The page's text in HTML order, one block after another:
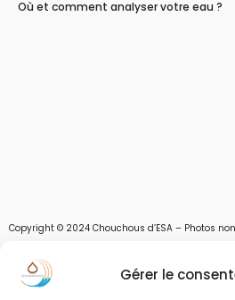
Gérer le
Où et comment analyser votre eau ?
Copyright © 2024 Chouchous d’ESA – Photos
Les chouchous d’Esa vous apportent toutes les
pluie, et des moyens pour stocker, filtrer, traiter